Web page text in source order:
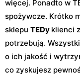
więcej. Ponadto w
spożywcze. Krótko
sklepu TEDy klienci
potrzebują.
o ich jakość i
co zyskujesz